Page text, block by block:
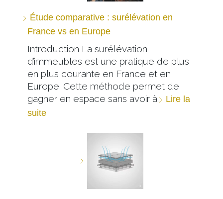
Étude comparative : surélévation en
France vs en Europe
Introduction La surélévation
d’immeubles est une pratique de plus
en plus courante en France et en
Europe. Cette méthode permet de
gagner en espace sans avoir à… Lire la
suite